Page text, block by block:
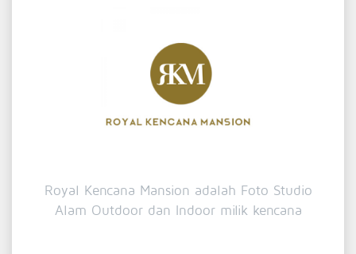
Royal Kencana Mansion adalah Foto Studio
Alam Outdoor dan Indoor milik kencana